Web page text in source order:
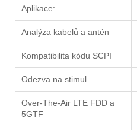
Aplikace:
Analýza kabelů a antén
Kompatibilita kódu SCPI
Odezva na stimul
Over-The-Air LTE FDD a
5GTF